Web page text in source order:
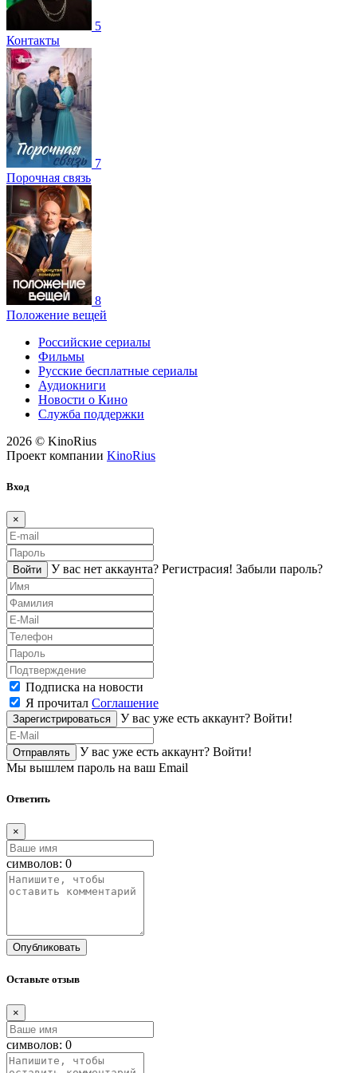
5
Контакты
7
Порочная связь
8
Положение вещей
Российские сериалы
Фильмы
Русские бесплатные сериалы
Аудиокниги
Новости о Кино
Служба поддержки
2026 © KinoRius
Проект компании KinoRius
Вход
×
Войти У вас нет аккаунта? Регистраcия! Забыли пароль?
Подписка на новости
Я прочитал Соглашение
Зарегистрироваться У вас уже есть аккаунт? Войти!
Отправлять У вас уже есть аккаунт? Войти!
Мы вышлем пароль на ваш Email
Ответить
×
символов: 0
Опубликовать
Оставьте отзыв
×
символов: 0